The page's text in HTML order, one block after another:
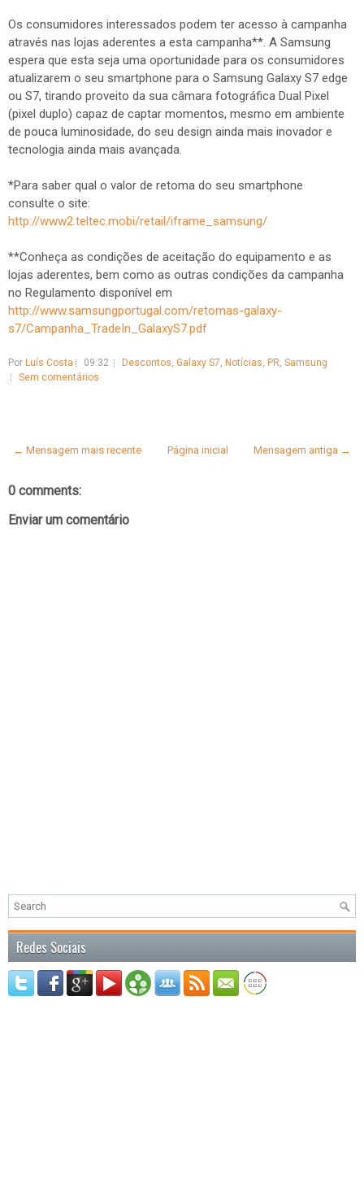
Os consumidores interessados podem ter acesso à campanha
através nas lojas aderentes a esta campanha**. A Samsung
espera que esta seja uma oportunidade para os consumidores
atualizarem o seu smartphone para o Samsung Galaxy S7 edge
ou S7, tirando proveito da sua câmara fotográfica Dual Pixel
(pixel duplo) capaz de captar momentos, mesmo em ambiente
de pouca luminosidade, do seu design ainda mais inovador e
tecnologia ainda mais avançada.
*Para saber qual o valor de retoma do seu smartphone
consulte o site:
http://www2.teltec.mobi/retail/iframe_samsung/
**Conheça as condições de aceitação do equipamento e as
lojas aderentes, bem como as outras condições da campanha
no Regulamento disponível em
http://www.samsungportugal.com/retomas-galaxy-
s7/Campanha_TradeIn_GalaxyS7.pdf
Por Luís Costa 09:32 Descontos Galaxy S7 Notícias PR Samsung
Sem comentários
← Mensagem mais recente Mensagem antiga →
Página inicial
0 comments:
Enviar um comentário
Redes Sociais